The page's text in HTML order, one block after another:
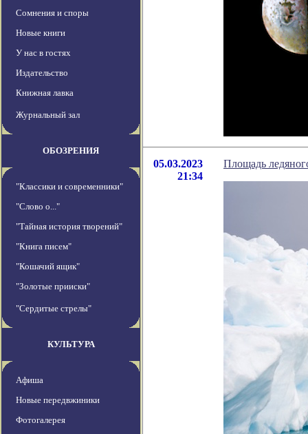
Сомнения и споры
Новые книги
У нас в гостях
Издательство
Книжная лавка
Журнальный зал
ОБОЗРЕНИЯ
"Классики и современники"
"Слово о..."
"Тайная история творений"
"Книга писем"
"Кошачий ящик"
"Золотые прииски"
"Сердитые стрелы"
КУЛЬТУРА
Афиша
Новые передвжиники
Фотогалерея
05.03.2023
21:34
Площадь